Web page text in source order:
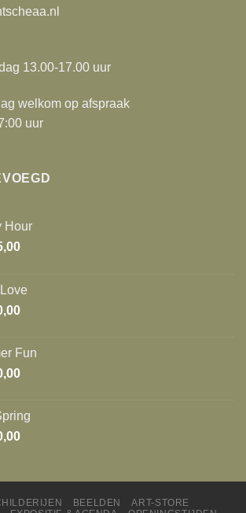
13.00-17.00 uur
welkom op afspraak
uur
Hour
Fun
BEELDEN
ART-STORE